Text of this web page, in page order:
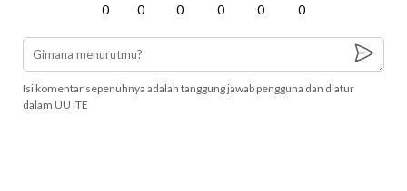
0 0 0 0 0 0
Isi komentar sepenuhnya adalah tanggung jawab pengguna dan diatur
dalam UU ITE